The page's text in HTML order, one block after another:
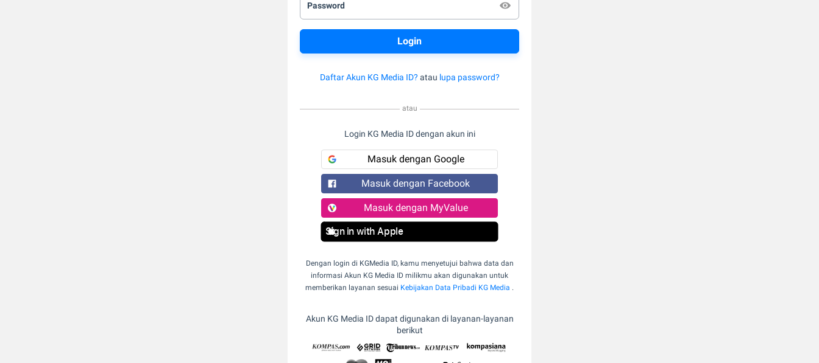
Password
Daftar Akun KG Media ID? atau lupa password?
atau
Login KG Media ID dengan akun ini
Masuk dengan Google
Masuk dengan Facebook
Masuk dengan MyValue
Sign in with Apple
Dengan login di KGMedia ID, kamu menyetujui bahwa data dan
informasi Akun KG Media ID milikmu akan digunakan untuk
memberikan layanan sesuai Kebijakan Data Pribadi KG Media .
Akun KG Media ID dapat digunakan di layanan-layanan
berikut